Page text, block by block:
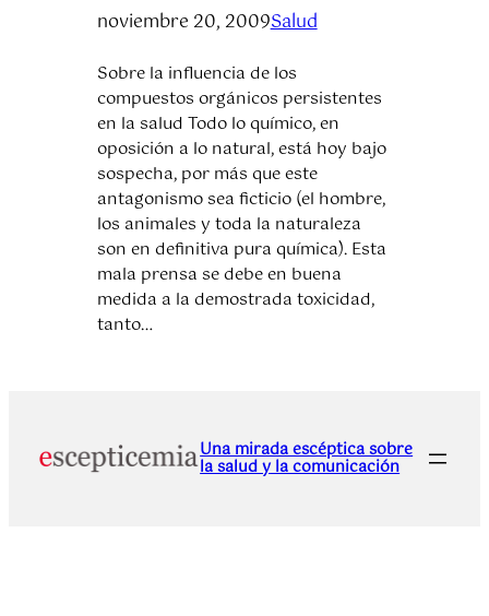
noviembre 20, 2009Salud
Sobre la influencia de los
compuestos orgánicos persistentes
en la salud Todo lo químico, en
oposición a lo natural, está hoy bajo
sospecha, por más que este
antagonismo sea ficticio (el hombre,
los animales y toda la naturaleza
son en definitiva pura química). Esta
mala prensa se debe en buena
medida a la demostrada toxicidad,
tanto…
Una mirada escéptica sobre
la salud y la comunicación